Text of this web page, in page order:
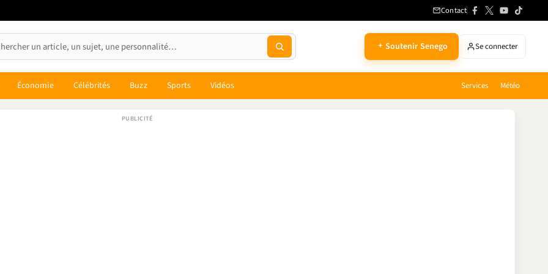
Contact
Soutenir Senego Se connecter
Économie Célébrités Buzz Sports Vidéos Services Météo